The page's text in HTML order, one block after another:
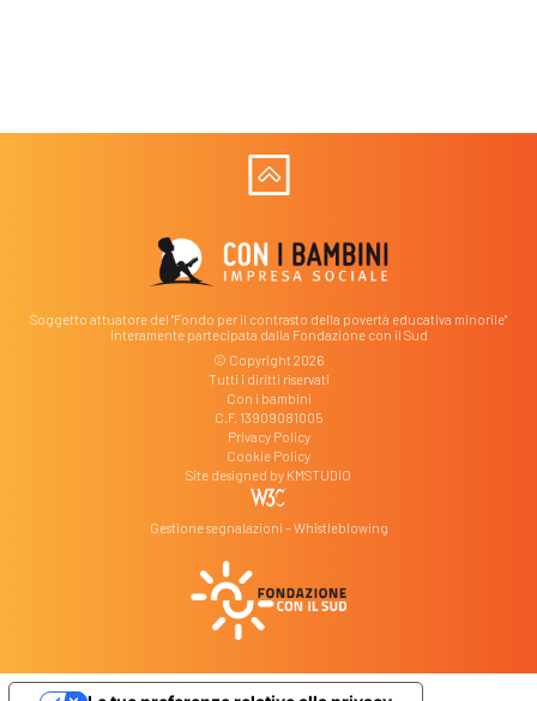
Soggetto attuatore del "Fondo per il contrasto della povertà educativa minorile"
interamente partecipata dalla Fondazione con il Sud
© Copyright 2026
Tutti i diritti riservati
Con i bambini
C.F. 13909081005
Privacy Policy
Cookie Policy
Site designed by KMSTUDIO
Gestione segnalazioni – Whistleblowing